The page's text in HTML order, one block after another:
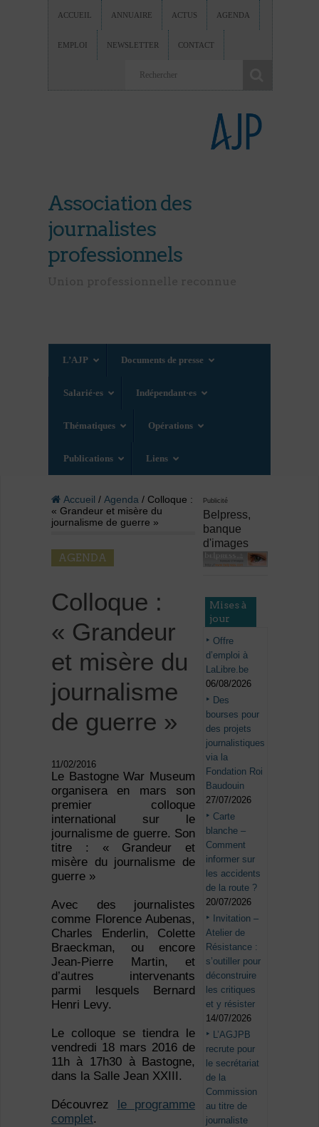
ACCUEIL ANNUAIRE ACTUS AGENDA
EMPLOI NEWSLETTER CONTACT
Association des
journalistes
professionnels
L’AJP Documents de presse
Salarié·es Indépendant·es
Thématiques Opérations
Publications Liens
Accueil / Agenda/ Colloque :
« Grandeur et misère du
journalisme de guerre »
AGENDA
Colloque :
« Grandeur
et misère du
journalisme
de guerre »
11/02/2016
Le Bastogne War Museum
organisera en mars son
premier colloque
international sur le
journalisme de guerre. Son
titre : « Grandeur et
misère du journalisme de
guerre »
Avec des journalistes
comme Florence Aubenas,
Charles Enderlin, Colette
Braeckman, ou encore
Jean-Pierre Martin, et
d’autres intervenants
parmi lesquels Bernard
Henri Levy.
Le colloque se tiendra le
vendredi 18 mars 2016 de
11h à 17h30 à Bastogne,
dans la Salle Jean XXIII.
Découvrez
le programme
complet.
Publicité
Belpress,
banque
d'images
Mises à
jour
Offre
d’emploi à
LaLibre.be
06/08/2026
Des
bourses pour
des projets
journalistiques
via la
Fondation Roi
Baudouin
27/07/2026
Carte
blanche –
Comment
informer sur
les accidents
de la route ?
20/07/2026
Invitation –
Atelier de
Résistance :
s’outiller pour
déconstruire
les critiques
et y résister
14/07/2026
L’AGJPB
recrute pour
le secrétariat
de la
Commission
au titre de
journaliste